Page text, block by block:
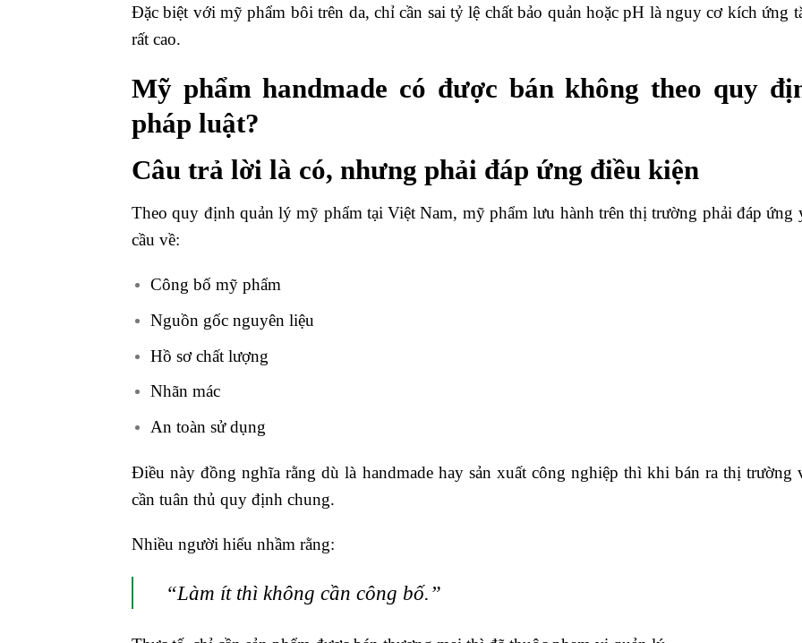
Đặc biệt với mỹ phẩm bôi trên da, chỉ cần sai tỷ lệ chất bảo quản hoặc pH là nguy cơ kích ứng
rất cao.
Mỹ phẩm handmade có được bán không theo quy
pháp luật?
Câu trả lời là có, nhưng phải đáp ứng điều kiện
Theo quy định quản lý mỹ phẩm tại Việt Nam, mỹ phẩm lưu hành trên thị trường phải đáp ứng
cầu về:
Công bố mỹ phẩm
Nguồn gốc nguyên liệu
Hồ sơ chất lượng
Nhãn mác
An toàn sử dụng
Điều này đồng nghĩa rằng dù là handmade hay sản xuất công nghiệp thì khi bán ra thị trường
cần tuân thủ quy định chung.
Nhiều người hiểu nhầm rằng:
“Làm ít thì không cần công bố.”